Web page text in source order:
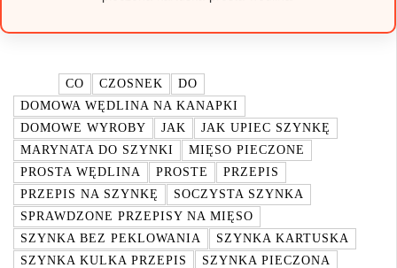
CO CZOSNEK
DO
DOMOWA WĘDLINA NA KANAPKI
DOMOWE WYROBY
JAK
JAK UPIEC SZYNKĘ
MARYNATA DO SZYNKI
MIĘSO PIECZONE
PROSTA WĘDLINA
PROSTE
PRZEPIS
PRZEPIS NA SZYNKĘ
SOCZYSTA SZYNKA
SPRAWDZONE PRZEPISY NA MIĘSO
SZYNKA BEZ PEKLOWANIA
SZYNKA KARTUSKA
SZYNKA KULKA PRZEPIS
SZYNKA PIECZONA